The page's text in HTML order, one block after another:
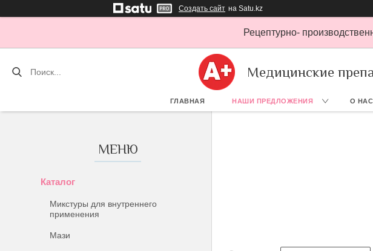
Создать сайт на Satu.kz
Рецептурно-
Медицинские
ГЛАВНАЯ НАШИ ПРЕДЛОЖЕНИЯ О НАС
Каталог
Микстуры для внутреннего
применения
Мази